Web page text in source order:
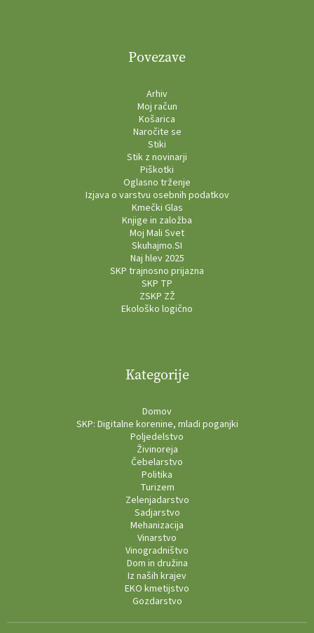
Povezave
Arhiv
Moj račun
Košarica
Naročite se
Stiki
Stik z novinarji
Piškotki
Oglasno trženje
Izjava o varstvu osebnih podatkov
Kmečki Glas
Knjige in založba
Moj Mali Svet
Skuhajmo.SI
Naj hlev 2025
SKP trajnosno prijazna
SKP TP
ZSKP ZŽ
Ekološko logično
Kategorije
Domov
SKP: Digitalne korenine, mladi poganjki
Poljedelstvo
Živinoreja
Čebelarstvo
Politika
Turizem
Zelenjadarstvo
Sadjarstvo
Mehanizacija
Vinarstvo
Vinogradništvo
Dom in družina
Iz naših krajev
EKO kmetijstvo
Gozdarstvo